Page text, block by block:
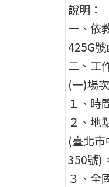
說明：
一、依
425G
二、工
(一)場
１、時
２、地
(臺北
350號)
３、全